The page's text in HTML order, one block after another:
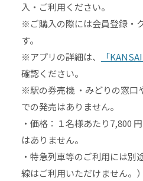
入・ご利用ください。
※ご購入の際には会員登録・
す。
※アプリの詳細は、
「
確認ください。
※駅の券売機 ・みどりの窓口
での発売はありません。
・価格：１名様あたり7,800
はありません。
・特急列車等のご利用には別
線はご利用いただけません。）